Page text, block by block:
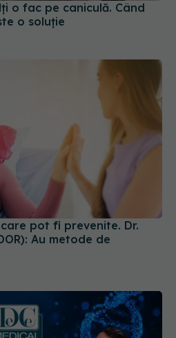
o fac pe caniculă. Când
o soluție
Au metode de